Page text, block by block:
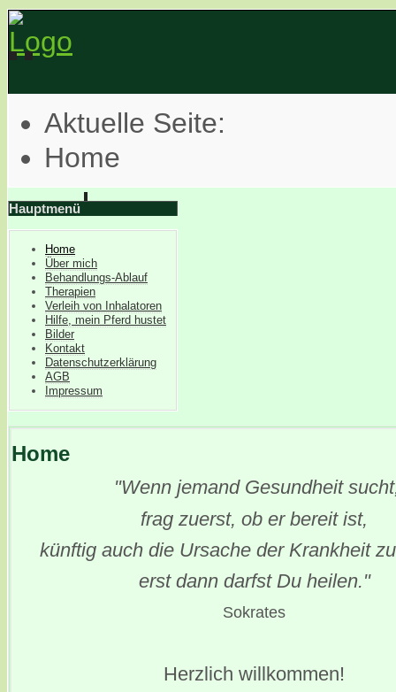
Aktuelle Seite:
Home
Hauptmenü
Home
Über mich
Behandlungs-Ablauf
Therapien
Verleih von Inhalatoren
Hilfe, mein Pferd hustet
Bilder
Kontakt
Datenschutzerklärung
AGB
Impressum
Home
"Wenn jemand Gesundheit
frag zuerst, ob er bereit ist,
künftig auch die Ursache der Krankheit
erst dann darfst Du heilen."
Sokrates
Herzlich willkommen!